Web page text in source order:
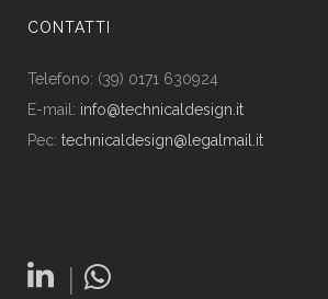
CONTATTI
Telefono: (39) 0171 630924
E-mail: info@technicaldesign.it
Pec: technicaldesign@legalmail.it
|